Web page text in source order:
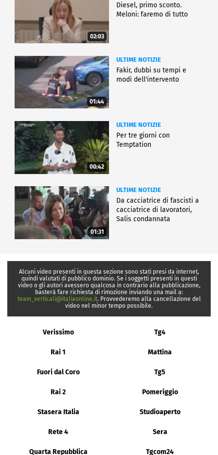
02:03
Diesel, primo sconto.
Meloni: faremo di tutto
01:44
ULTIME NOTIZIE
Fakir, dubbi su tempi e
modi dell'intervento
00:42
ULTIME NOTIZIE
Per tre giorni con
Temptation
01:31
ULTIME NOTIZIE
Da cacciatrice di fascisti a
cacciatrice di lavoratori,
Salis condannata
Alcuni video presenti in questa sezione sono stati presi da internet,
quindi valutati di pubblico dominio. Se i soggetti presenti in questi
video o gli autori avessero qualcosa in contrario alla pubblicazione,
basterà fare richiesta di rimozione inviando una mail a:
team_verticali@italiaonline.it. Provvederemo alla cancellazione del
video nel minor tempo possibile.
Verissimo Tg4
Rai 1 Mattina
Fuori dal Coro Tg5
Rai 2 Pomeriggio
Stasera Italia Studioaperto
Rete 4 Sera
Quarta Repubblica Tgcom24